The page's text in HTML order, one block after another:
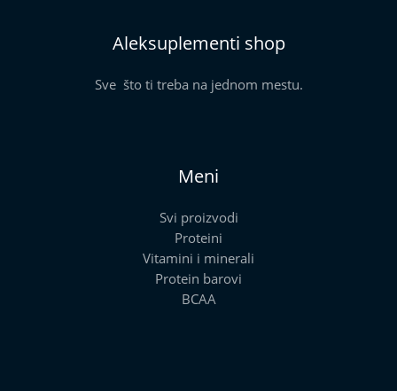
Aleksuplementi shop
Sve što ti treba na jednom mestu.
Meni
Svi proizvodi
Proteini
Vitamini i minerali
Protein barovi
BCAA